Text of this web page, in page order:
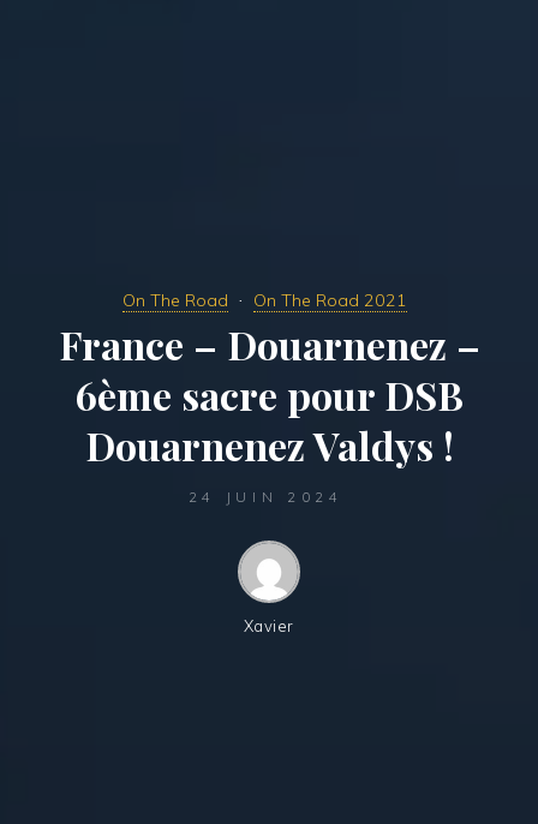
On The Road On The Road 2021
France – Douarnenez –
6ème sacre pour DSB
Douarnenez Valdys !
24 JUIN 2024
Xavier